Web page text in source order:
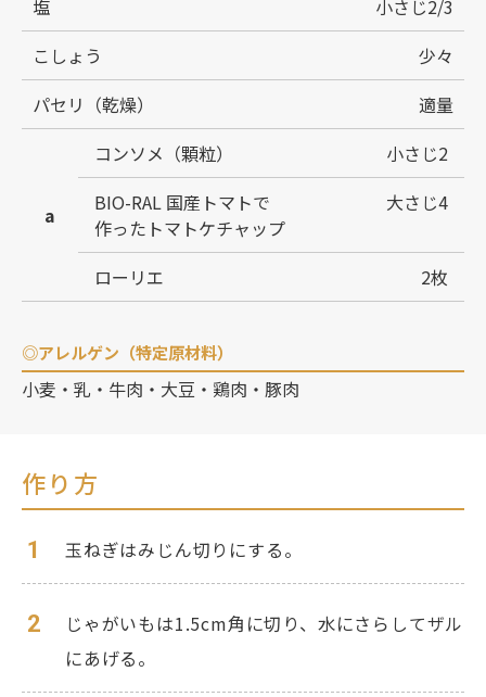
塩
小さじ2/3
こしょう
少々
パセリ（乾燥）
適量
a
コンソメ（顆粒）
小さじ2
BIO-RAL 国産トマトで
作ったトマトケチャップ
大さじ4
ローリエ 2枚
◎アレルゲン（特定原材料）
小麦・乳・牛肉・大豆・鶏肉・豚肉
作り方
1 玉ねぎはみじん切りにする。
2
じゃがいもは1.5cm角に切り、水にさらしてザル
にあげる。